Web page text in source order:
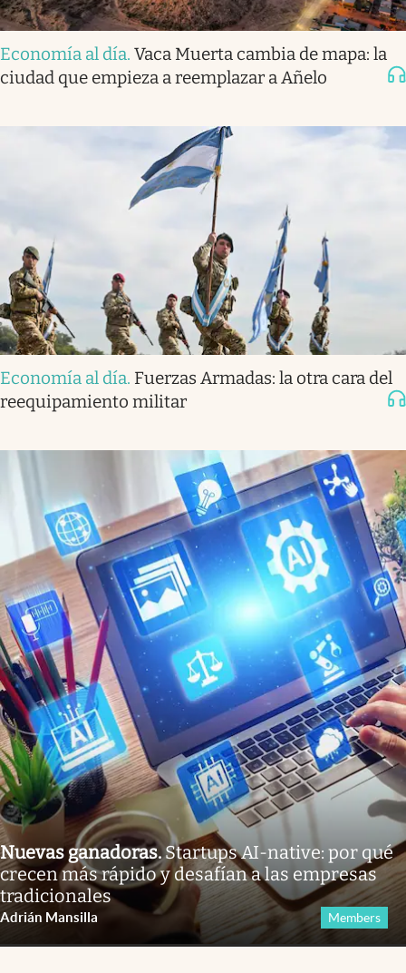
Economía al día. Vaca Muerta cambia de mapa: la
ciudad que empieza a reemplazar a Añelo
Economía al día. Fuerzas Armadas: la otra cara del
reequipamiento militar
Nuevas ganadoras.Startups AI-native: por qué
crecen más rápido y desafían a las empresas
tradicionales
Adrián Mansilla Members